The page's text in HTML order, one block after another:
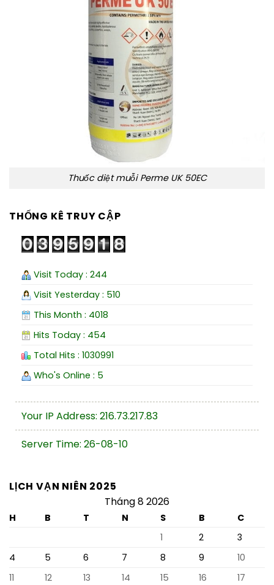
Thuốc diệt muỗi Perme UK 50EC
THỐNG KÊ TRUY CẬP
Visit Today : 244
Visit Yesterday : 510
This Month : 4018
Hits Today : 454
Total Hits : 1030991
Who's Online : 5
Your IP Address: 216.73.217.83
Server Time: 26-08-10
LỊCH VẠN NIÊN 2025
Tháng 8 2026
H B T N S B
C
1
2
3
4
5 6 7 8 9
10
11
12 13 14 15 16
17